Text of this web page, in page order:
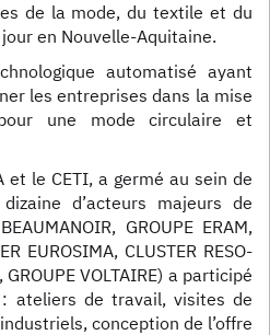
de la mode, du textile et du
en Nouvelle-Aquitaine.
automatisé ayant
les entreprises dans la mise
une mode circulaire et
et le CETI, a germé au sein de
d’acteurs majeurs de
GROUPE ERAM,
EUROSIMA, CLUSTER RESO-
GROUPE VOLTAIRE) a participé
ateliers de travail, visites de
conception de l’offre